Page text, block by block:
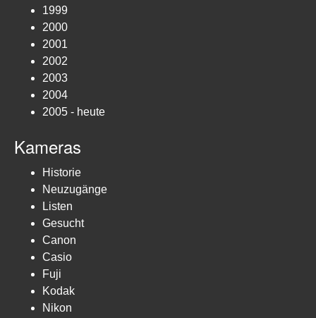
1999
2000
2001
2002
2003
2004
2005 - heute
Kameras
Historie
Neuzugänge
Listen
Gesucht
Canon
Casio
Fuji
Kodak
Nikon